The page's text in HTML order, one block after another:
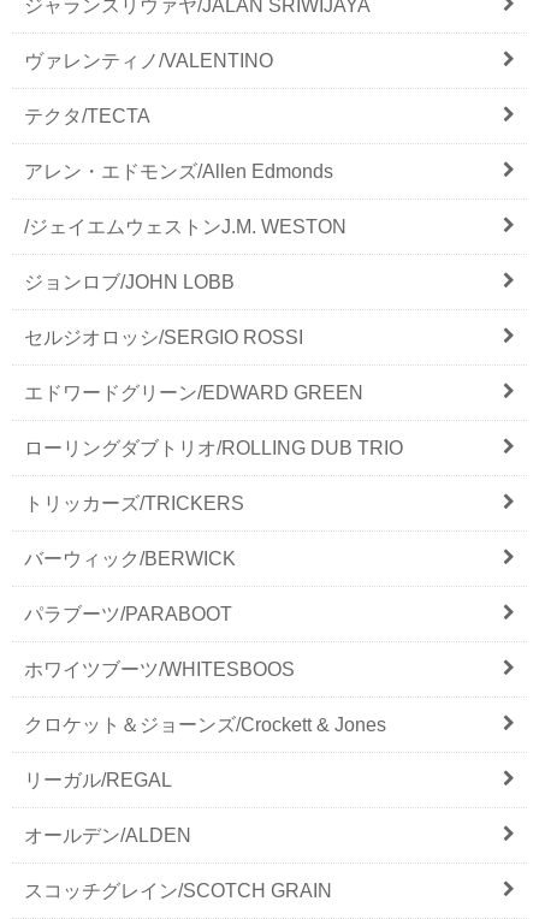
ジャランスリウァヤ/JALAN SRIWIJAYA
ヴァレンティノ/VALENTINO
テクタ/TECTA
アレン・エドモンズ/Allen Edmonds
/ジェイエムウェストンJ.M. WESTON
ジョンロブ/JOHN LOBB
セルジオロッシ/SERGIO ROSSI
エドワードグリーン/EDWARD GREEN
ローリングダブトリオ/ROLLING DUB TRIO
トリッカーズ/TRICKERS
バーウィック/BERWICK
パラブーツ/PARABOOT
ホワイツブーツ/WHITESBOOS
クロケット＆ジョーンズ/Crockett & Jones
リーガル/REGAL
オールデン/ALDEN
スコッチグレイン/SCOTCH GRAIN